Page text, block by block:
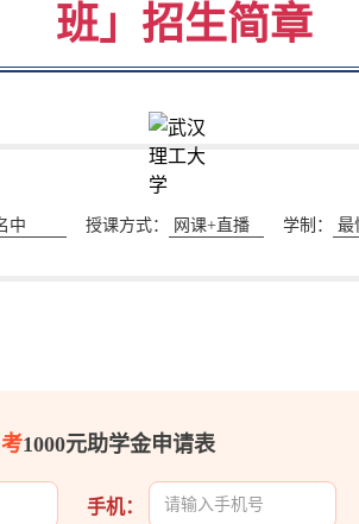
班」招生简章
中 授课方式： 网课+直播 学制： 最
1000元助学金申请表
手机：